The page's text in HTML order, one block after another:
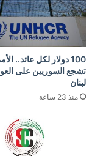
100 دولار لكل عائد..
تشجع السوريين على
لبنان
منذ 23 ساعة